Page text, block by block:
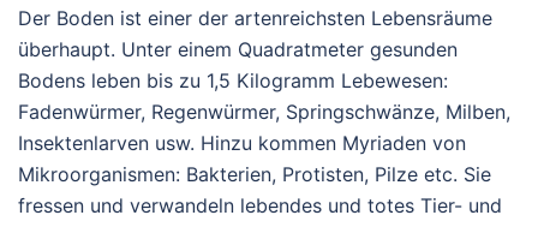
Der Boden ist einer der artenreichsten Lebensräume
überhaupt. Unter einem Quadratmeter gesunden
Bodens leben bis zu 1,5 Kilogramm Lebewesen:
Fadenwürmer, Regenwürmer, Springschwänze, Milben,
Insektenlarven usw. Hinzu kommen Myriaden von
Mikroorganismen: Bakterien, Protisten, Pilze etc. Sie
fressen und verwandeln lebendes und totes Tier- und